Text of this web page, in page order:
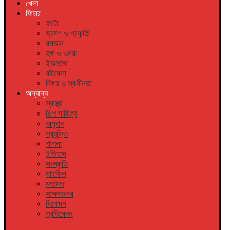
খেলা
ফিচার
ফটো
ভ্রমণ ও প্রকৃতি
রমজান
হজ ও ওমরা
ইজতেমা
বইমেলা
বিজয় ও স্বাধীনতা
অন্যান্য
স্বাস্থ্য
শিল্প সাহিত্য
অনুবাদ
প্রযুক্তি
শাপলা
ইতিহাস
সংস্কৃতি
মাহফিল
মতামত
সাক্ষাতকার
বিনোদন
প্রতিবেদন